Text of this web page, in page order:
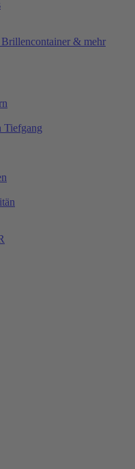
Brillencontainer & mehr
Tiefgang